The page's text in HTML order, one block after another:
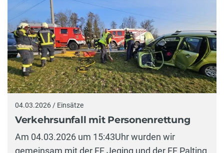
04.03.2026 / Einsätze
Verkehrsunfall mit Personenrettung
Am 04.03.2026 um 15:43Uhr wurden wir
gemeinsam mit der FF Jeging und der FF Palting